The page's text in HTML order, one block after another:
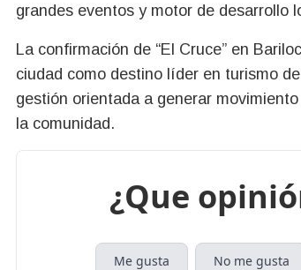
grandes eventos y motor de desarrollo
La confirmación de “El Cruce” en
ciudad como destino líder en turismo
gestión orientada a generar
la comunidad.
¿Que
Me gusta No me gusta